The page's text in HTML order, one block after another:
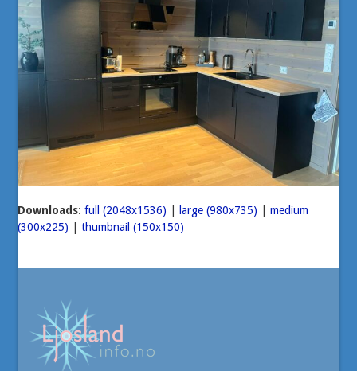
Downloads:full (2048x1536) large (980x735) |medium
(300x225) |thumbnail (150x150)